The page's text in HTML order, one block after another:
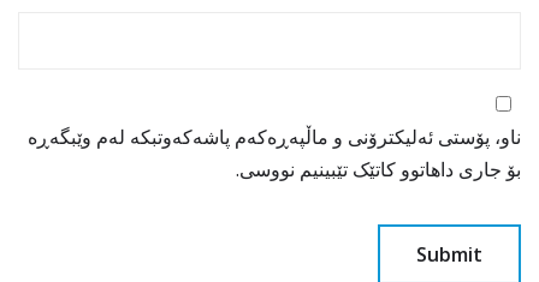
ناو، پۆستی ئەلیکترۆنی و ماڵپەڕەکەم پاشەکەوتبکە لەم وێبگەڕە
بۆ جاری داهاتوو کاتێک تێبینیم نووسی.